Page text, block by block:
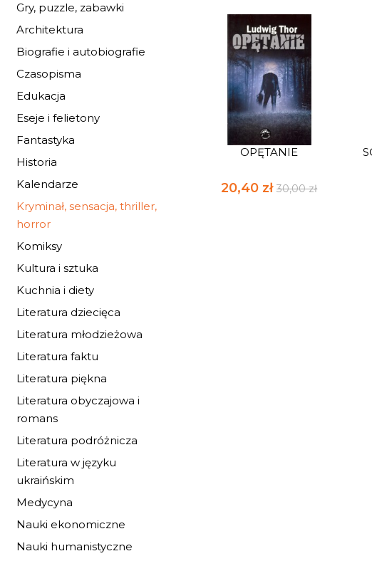
Gry, puzzle, zabawki
Architektura
Biografie i autobiografie
Czasopisma
Edukacja
Eseje i felietony
Fantastyka
Historia
Kalendarze
Kryminał, sensacja, thriller,
horror
Komiksy
Kultura i sztuka
Kuchnia i diety
Literatura dziecięca
Literatura młodzieżowa
Literatura faktu
Literatura piękna
Literatura obyczajowa i
romans
Literatura podróżnicza
Literatura w języku
ukraińskim
Medycyna
Nauki ekonomiczne
Nauki humanistyczne
OPĘTANIE
20,40 zł30,00 zł